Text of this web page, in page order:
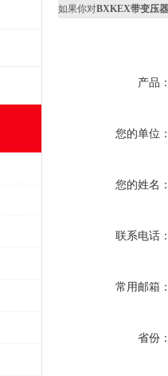
如果你对BXKEX带变压
产品
您的单位
您的姓名
联系电话
常用邮箱
省份